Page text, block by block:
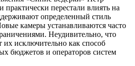
перестали влиять на
определенный стиль
камеры устанавливаются часто
Неудивительно, что
исключительно как способ
бюджетов и операторов систем